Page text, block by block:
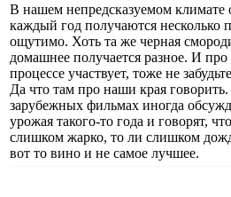
В нашем непредсказуемом климате
каждый год получаются несколько
ощутимо. Хоть та же черная
домашнее получается разное. И
процессе участвует, тоже не
Да что там про наши края
зарубежных фильмах иногда
урожая такого-то года и говорят,
слишком жарко, то ли слишком
вот то вино и не самое лучшее.